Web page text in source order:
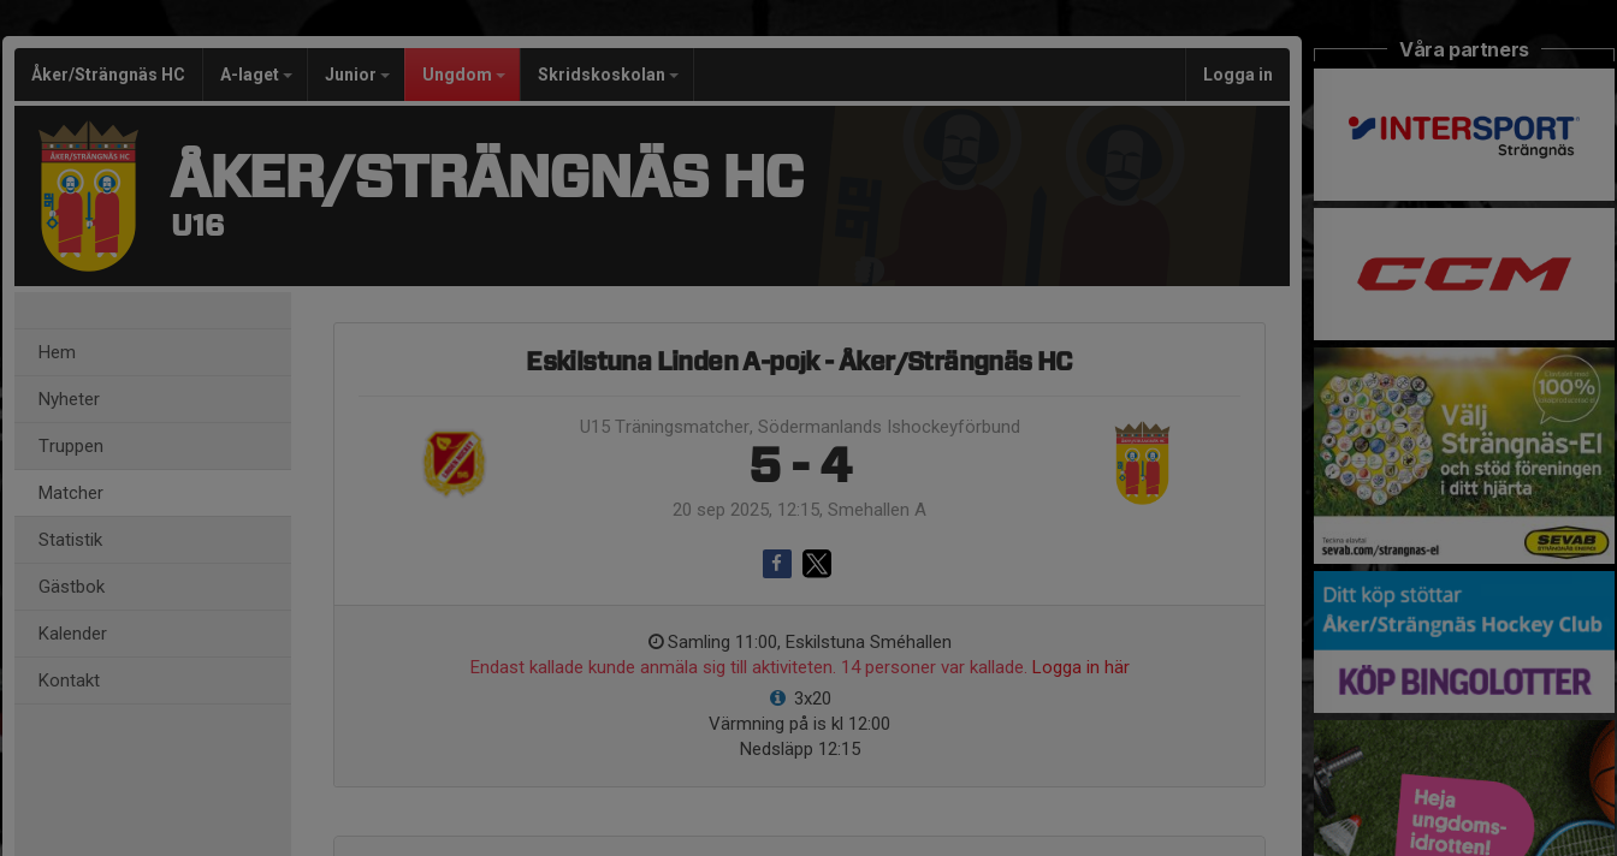
Åker/Strängnäs HC A-laget Junior Ungdom Skridskoskolan Logga in
ÅKER/STRÄNGNÄS HC
U16
Hem
Nyheter
Truppen
Matcher
Statistik
Gästbok
Kalender
Kontakt
Eskilstuna Linden A-pojk - Åker/Strängnäs HC
U15 Träningsmatcher, Södermanlands Ishockeyförbund
5 - 4
20 sep 2025, 12:15, Smehallen A
Samling 11:00, Eskilstuna Sméhallen
Endast kallade kunde anmäla sig till aktiviteten. 14 personer var kallade. Logga in här
3x20
Värmning på is kl 12:00
Nedsläpp 12:15
Våra partners